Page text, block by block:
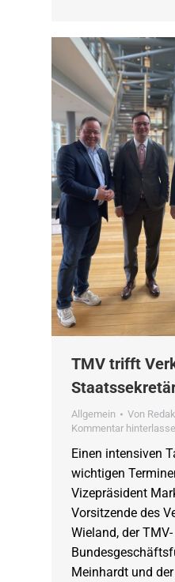
TMV trifft
Allgemein Von
Kommentar
Einen intensiven
wichtigen
Vizepräsident
Vorsitzende des
Wieland, der TMV-
Meinhardt und